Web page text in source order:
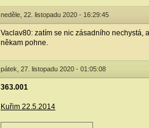
neděle, 22. listopadu 2020 - 16:29:45
Vaclav80: zatím se nic zásadního nechystá,
někam pohne.
pátek, 27. listopadu 2020 - 01:05:08
363.001
Kuřim 22.5.2014